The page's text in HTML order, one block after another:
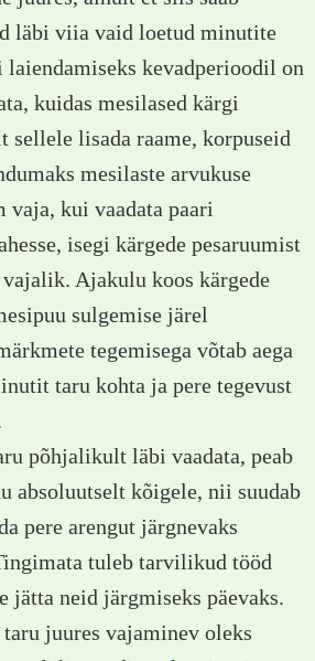
läbi viia vaid loetud minutite
laiendamiseks kevadperioodil on
kuidas mesilased kärgi
sellele lisada raame, korpuseid
mesilaste arvukuse
vaja, kui vaadata paari
isegi kärgede pesaruumist
Ajakulu koos kärgede
sulgemise järel
tegemisega võtab aega
taru kohta ja pere tegevust
põhjalikult läbi vaadata, peab
absoluutselt kõigele, nii suudab
pere arengut järgnevaks
tuleb tarvilikud tööd
jätta neid järgmiseks päevaks.
juures vajaminev oleks